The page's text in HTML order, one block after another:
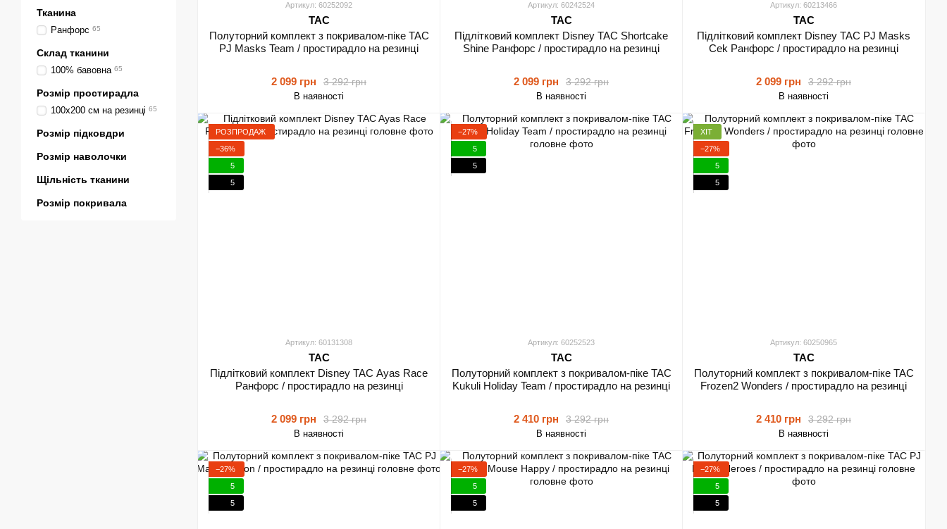
Артикул: 60252092
TAC
Полуторний комплект з покривалом-піке TAC
PJ Masks Team / простирадло на резинці
3 292 грн
2 099 грн
В наявності
Артикул: 60242524
TAC
Підлітковий комплект Disney TAC Shortcake
Shine Ранфорс / простирадло на резинці
3 292 грн
2 099 грн
В наявності
Артикул: 60213466
TAC
Підлітковий комплект Disney TAC PJ Masks
Cek Ранфорс / простирадло на резинці
3 292 грн
2 099 грн
В наявності
РОЗПРОДАЖ
−36%
5
5
Артикул: 60131308
TAC
Підлітковий комплект Disney TAC Ayas Race
Ранфорс / простирадло на резинці
3 292 грн
2 099 грн
В наявності
−27%
5
5
Артикул: 60252523
TAC
Полуторний комплект з покривалом-піке TAC
Kukuli Holiday Team / простирадло на резинці
3 292 грн
2 410 грн
В наявності
ХІТ
−27%
5
5
Артикул: 60250965
TAC
Полуторний комплект з покривалом-піке TAC
Frozen2 Wonders / простирадло на резинці
3 292 грн
2 410 грн
В наявності
−27%
5
5
−27%
5
5
−27%
5
5
Тканина
Ранфорс 65
Склад тканини
100% бавовна 65
Розмір простирадла
100х200 см на резинці 65
Розмір підковдри
Розмір наволочки
Щільність тканини
Розмір покривала